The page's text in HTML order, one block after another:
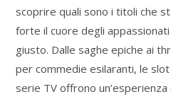
scoprire quali sono i titoli che
forte il cuore degli
giusto. Dalle saghe epiche ai
per commedie esilaranti, le
serie TV offrono